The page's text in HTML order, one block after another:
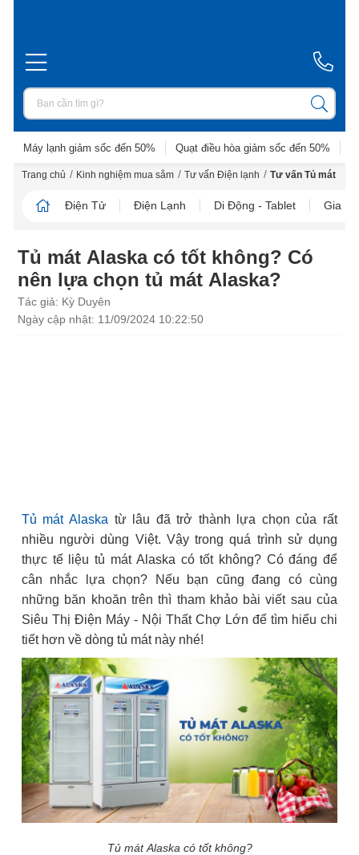
Máy lạnh giảm sốc đến 50% Quạt điều hòa giảm sốc đến 50%
Trang chủ / Kinh nghiệm mua sắm / Tư vấn Điện lạnh / Tư vấn Tủ mát
Điện Tử Điện Lạnh Di Động - Tablet Gia
Tủ mát Alaska có tốt không? Có
nên lựa chọn tủ mát Alaska?
Tác giả: Kỳ Duyên
Ngày cập nhật: 11/09/2024 10:22:50
Tủ mát Alaska từ lâu đã trở thành lựa chọn của rất
nhiều người dùng Việt. Vậy trong quá trình sử dụng
thực tế liệu tủ mát Alaska có tốt không? Có đáng để
cân nhắc lựa chọn? Nếu bạn cũng đang có cùng
những băn khoăn trên thì tham khảo bài viết sau của
Siêu Thị Điện Máy - Nội Thất Chợ Lớn để tìm hiểu chi
tiết hơn về dòng tủ mát này nhé!
Tủ mát Alaska có tốt không?